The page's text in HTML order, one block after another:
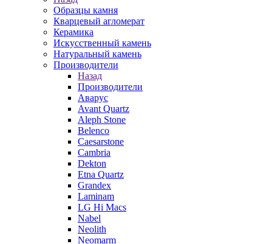
Образцы камня
Кварцевый агломерат
Керамика
Искусственный камень
Натуральный камень
Производители
Назад
Производители
Аварус
Avant Quartz
Aleph Stone
Belenco
Caesarstone
Cambria
Dekton
Etna Quartz
Grandex
Laminam
LG Hi Macs
Nabel
Neolith
Neomarm